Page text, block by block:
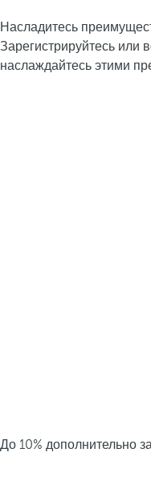
Насладитесь
Зарегистрируйтесь или
наслаждайтесь этими
До 10% дополнительно